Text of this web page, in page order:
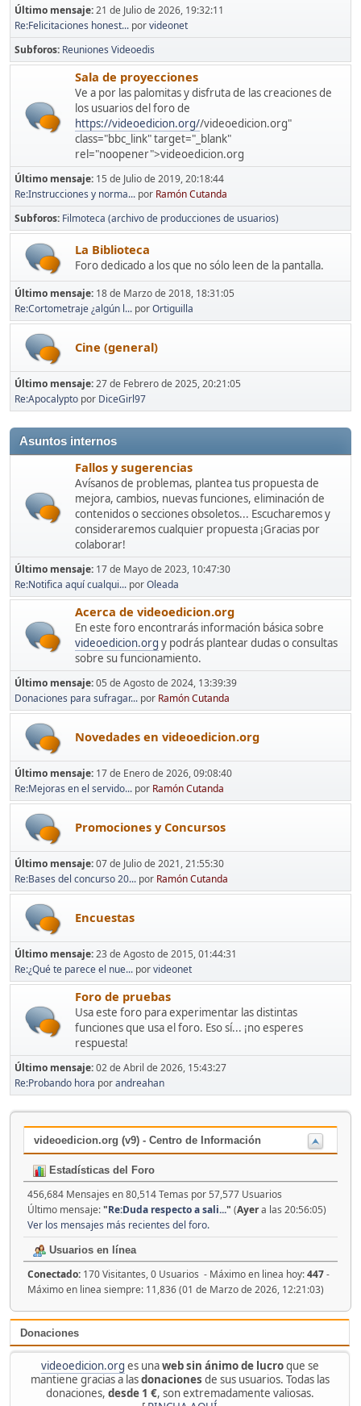
Donaciones
videoedicion.org es unaweb sin ánimo de lucroque se
mantiene gracias a lasdonaciones de sus usuarios. Todas las
donaciones, desde 1 €, son extremadamente valiosas.
Último mensaje:21 de Julio de 2026, 19:32:11
Re:Felicitaciones honest... porvideonet
Subforos Reuniones Videoedis
Sala de proyecciones
Ve a por las palomitas y disfruta de las creaciones de
los usuarios del foro de
https://videoedicion.org//videoedicion.org"
class="bbc_link" target="_blank"
rel="noopener">videoedicion.org
Último mensaje: 15 de Julio de 2019, 20:18:44
Re:Instrucciones y norma... por Ramón Cutanda
Subforos Filmoteca (archivo de producciones de usuarios)
La Biblioteca
Foro dedicado a los que no sólo leen de la pantalla.
Último mensaje: 18 de Marzo de 2018, 18:31:05
Re:Cortometraje ¿algún l... porOrtiguilla
Cine (general)
Último mensaje:27 de Febrero de 2025, 20:21:05
Re:Apocalypto por DiceGirl97
Asuntos internos
Fallos y sugerencias
Avísanos de problemas, plantea tus propuesta de
mejora, cambios, nuevas funciones, eliminación de
contenidos o secciones obsoletos... Escucharemos y
consideraremos cualquier propuesta ¡Gracias por
colaborar!
Último mensaje: 17 de Mayo de 2023, 10:47:30
Re:Notifica aquí cualqui... porOleada
Acerca de videoedicion.org
En este foro encontrarás información básica sobre
videoedicion.org y podrás plantear dudas o consultas
sobre su funcionamiento.
Último mensaje:05 de Agosto de 2024, 13:39:39
Donaciones para sufragar... por Ramón Cutanda
Novedades en videoedicion.org
Último mensaje: 17 de Enero de 2026, 09:08:40
Re:Mejoras en el servido... por Ramón Cutanda
Promociones y Concursos
Último mensaje:07 de Julio de 2021, 21:55:30
Re:Bases del concurso 20... por Ramón Cutanda
Encuestas
Último mensaje:23 de Agosto de 2015, 01:44:31
Re:¿Qué te parece el nue... porvideonet
Foro de pruebas
Usa este foro para experimentar las distintas
funciones que usa el foro. Eso sí... ¡no esperes
respuesta!
Último mensaje:02 de Abril de 2026, 15:43:27
Re:Probando hora porandreahan
videoedicion.org (v9) - Centro de Información
Estadísticas del Foro
456,684 Mensajes en 80,514 Temas por 57,577 Usuarios
Último mensaje:"Re:Duda respecto a sali..." (Ayera las 20:56:05)
Ver los mensajes más recientes del foro.
Usuarios en línea
Conectado: 170 Visitantes, 0 Usuarios - Máximo en linea hoy:447-
Máximo en linea siempre: 11,836 (01 de Marzo de 2026, 12:21:03)